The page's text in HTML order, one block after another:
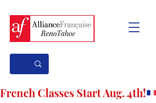
French Classes Start Aug. 4th!